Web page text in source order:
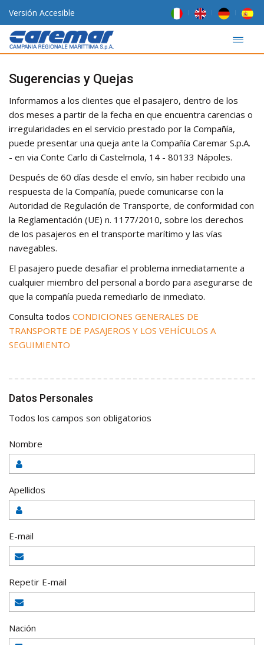
Versión Accesible
Sugerencias y Quejas
Informamos a los clientes que el pasajero, dentro de los
dos meses a partir de la fecha en que encuentra carencias o
irregularidades en el servicio prestado por la Compañía,
puede presentar una queja ante la Compañía Caremar S.p.A.
- en via Conte Carlo di Castelmola, 14 - 80133 Nápoles.
Después de 60 días desde el envío, sin haber recibido una
respuesta de la Compañía, puede comunicarse con la
Autoridad de Regulación de Transporte, de conformidad con
la Reglamentación (UE) n. 1177/2010, sobre los derechos
de los pasajeros en el transporte marítimo y las vías
navegables.
El pasajero puede desafiar el problema inmediatamente a
cualquier miembro del personal a bordo para asegurarse de
que la compañía pueda remediarlo de inmediato.
Consulta todos CONDICIONES GENERALES DE
TRANSPORTE DE PASAJEROS Y LOS VEHÍCULOS A
SEGUIMIENTO
Datos Personales
Todos los campos son obligatorios
Nombre
Apellidos
E-mail
Repetir E-mail
Nación